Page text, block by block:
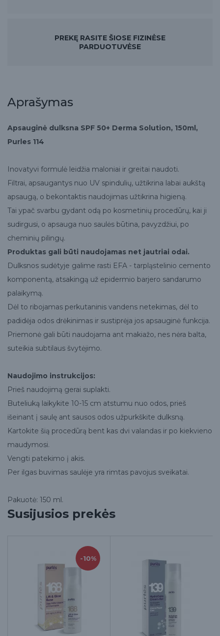
PREKĘ RASITE ŠIOSE FIZINĖSE
PARDUOTUVĖSE
Aprašymas
Apsauginė dulksna SPF 50+ Derma Solution, 150ml,
Purles 114
Inovatyvi formulė leidžia maloniai ir greitai naudoti.
Filtrai, apsaugantys nuo UV spindulių, užtikrina labai aukštą
apsaugą, o bekontaktis naudojimas užtikrina higieną.
Tai ypač svarbu gydant odą po kosmetinių procedūrų, kai ji
sudirgusi, o apsauga nuo saulės būtina, pavyzdžiui, po
cheminių pilingų.
Produktas gali būti naudojamas net jautriai odai.
Dulksnos sudėtyje galime rasti EFA - tarpląstelinio cemento
komponentą, atsakingą už epidermio barjero sandarumo
palaikymą.
Dėl to ribojamas perkutaninis vandens netekimas, dėl to
padidėja odos drėkinimas ir sustiprėja jos apsauginė funkcija.
Priemonė gali būti naudojama ant makiažo, nes nėra balta,
suteikia subtilaus švytėjimo.
Naudojimo instrukcijos:
Prieš naudojimą gerai suplakti.
Buteliuką laikykite 10-15 cm atstumu nuo odos, prieš
išeinant į saulę ant sausos odos užpurkškite dulksną.
Kartokite šią procedūrą bent kas dvi valandas ir po kiekvieno
maudymosi.
Vengti patekimo į akis.
Per ilgas buvimas saulėje yra rimtas pavojus sveikatai.
Pakuotė: 150 ml.
Susijusios prekės
-10%